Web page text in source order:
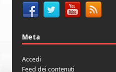
Meta
Accedi
Feed dei contenuti